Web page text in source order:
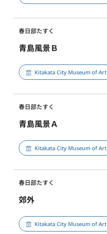
青島風景Ｂ
春日部たすく
Kitakata City Museum of Art
青島風景Ａ
春日部たすく
Kitakata City Museum of Art
郊外
春日部たすく
Kitakata City Museum of Art